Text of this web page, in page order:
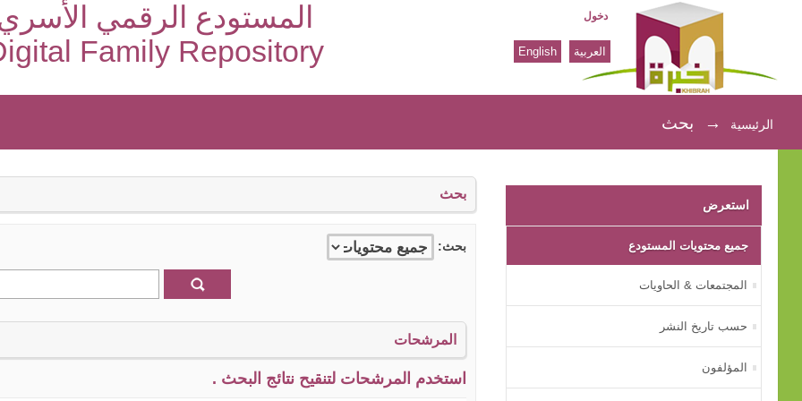
المستودع الرقمي
Family Repository
بحث
دخول
العربية English
الرئيسية → بحث
بحث
بحث:
المرشحات
استخدم المرشحات لتنقيح نتائج البحث .
استعرض
جميع محتويات المستودع
المجتمعات & الحاويات
حسب تاريخ النشر
المؤلفون